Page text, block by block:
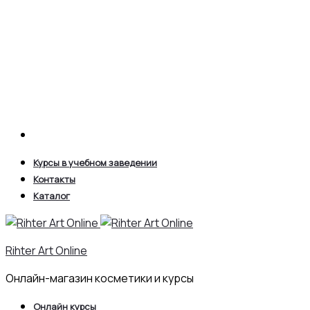
Курсы в учебном заведении
Контакты
Каталог
Rihter Art Online
Онлайн-магазин косметики и курсы
Онлайн курсы